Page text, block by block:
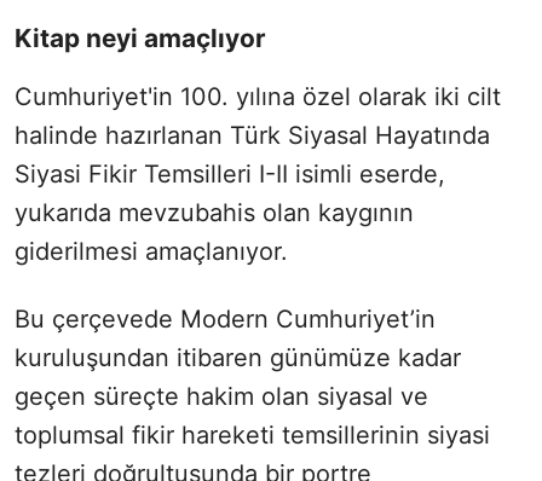
Kitap neyi amaçlıyor
Cumhuriyet'in 100. yılına özel olarak iki cilt
halinde hazırlanan Türk Siyasal Hayatında
Siyasi Fikir Temsilleri I-II isimli eserde,
yukarıda mevzubahis olan kaygının
giderilmesi amaçlanıyor.
Bu çerçevede Modern Cumhuriyet’in
kuruluşundan itibaren günümüze kadar
geçen süreçte hakim olan siyasal ve
toplumsal fikir hareketi temsillerinin siyasi
tezleri doğrultusunda bir portre